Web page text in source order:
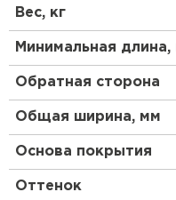
Вес, кг
Минимальная длина,
Обратная сторона
Общая ширина, мм
Основа покрытия
Оттенок